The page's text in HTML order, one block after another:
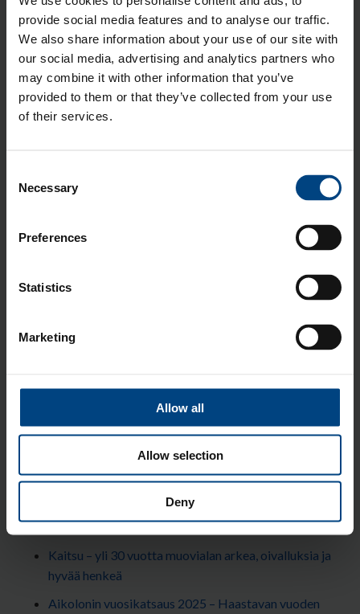
provide social media features and to analyse our traffic.
We also share information about your use of our site with
our social media, advertising and analytics partners who
may combine it with other information that you’ve
provided to them or that they’ve collected from your use
of their services.
Selection
Necessary
Preferences
Statistics
Marketing
Allow all
Allow selection
Deny
Kaikki
Tilaa blogi!
Sähköposti*
Viikoittain
kerromme ajankohtaisista asioista, tapahtumista
halutessasi peruuttaa tilauksesi.
Uusimmat blogit
Kaitsu – yli 30 vuotta muovialan arkea, oivalluksia ja
hyvää henkeä
Aikolonin vuosikatsaus 2025 – Haastavan vuoden